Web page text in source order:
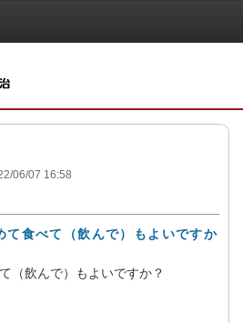
06/07 16:58
て食べて（飲んで）もよいですか
（飲んで）もよいですか？